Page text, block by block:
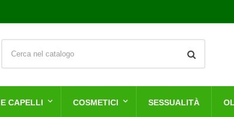
CAPELLI COSMETICI SESSUALITÀ